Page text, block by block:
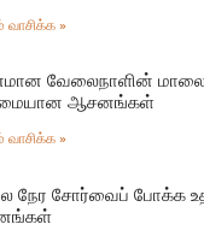
வாசிக்க »
வேலைநாளின்
ஆசனங்கள்
வாசிக்க »
நேர சோர்வைப் போக்க